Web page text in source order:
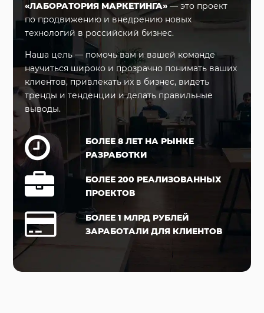
«ЛАБОРАТОРИЯ МАРКЕТИНГА»— это проект
по продвижению и внедрению новых
технологий в российский бизнес.
Наша цель — помочь вам и вашей команде
научиться широко и прозрачно понимать ваших
клиентов, привлекать их в бизнес, видеть
тренды и тенденции и делать правильные
выводы.
БОЛЕЕ 8 ЛЕТ НА РЫНКЕ
РАЗРАБОТКИ
БОЛЕЕ 200 РЕАЛИЗОВАННЫХ
ПРОЕКТОВ
БОЛЕЕ 1 МЛРД РУБЛЕЙ
ЗАРАБОТАЛИ ДЛЯ КЛИЕНТОВ